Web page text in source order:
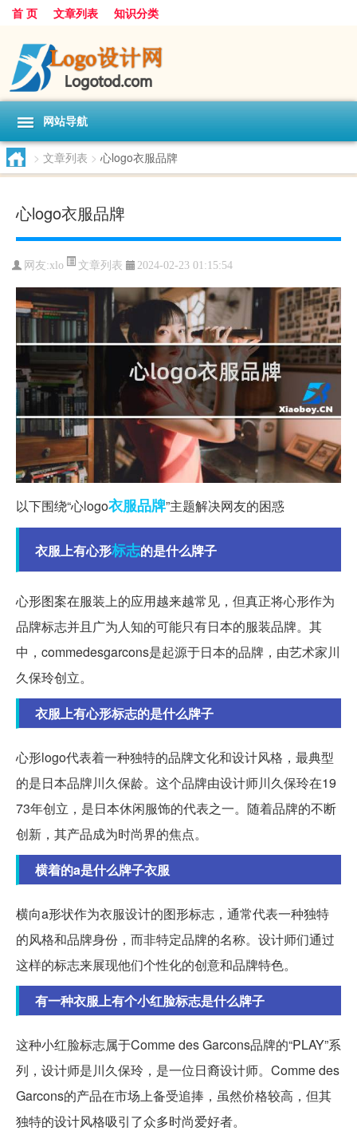
首 页 文章列表 知识分类
网站导航
> 文章列表 > 心logo衣服品牌
心logo衣服品牌
网友:xlo 文章列表 2024-02-23 01:15:54
以下围绕“心logo衣服品牌”主题解决网友的困惑
衣服上有心形标志的是什么牌子
心形图案在服装上的应用越来越常见，但真正将心形作为
品牌标志并且广为人知的可能只有日本的服装品牌。其
中，commedesgarcons是起源于日本的品牌，由艺术家川
久保玲创立。
衣服上有心形标志的是什么牌子
心形logo代表着一种独特的品牌文化和设计风格，最典型
的是日本品牌川久保龄。这个品牌由设计师川久保玲在19
73年创立，是日本休闲服饰的代表之一。随着品牌的不断
创新，其产品成为时尚界的焦点。
横着的a是什么牌子衣服
横向a形状作为衣服设计的图形标志，通常代表一种独特
的风格和品牌身份，而非特定品牌的名称。设计师们通过
这样的标志来展现他们个性化的创意和品牌特色。
有一种衣服上有个小红脸标志是什么牌子
这种小红脸标志属于Comme des Garcons品牌的“PLAY”系
列，设计师是川久保玲，是一位日裔设计师。Comme des
Garcons的产品在市场上备受追捧，虽然价格较高，但其
独特的设计风格吸引了众多时尚爱好者。